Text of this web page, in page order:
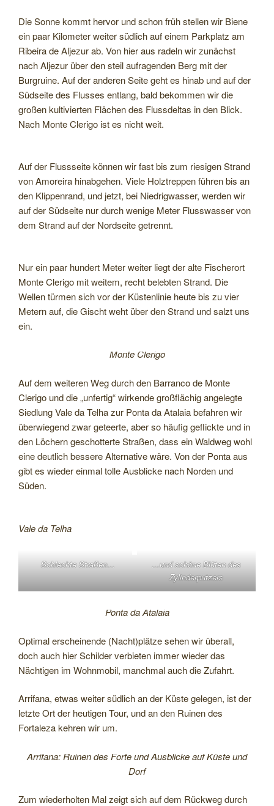
Die Sonne kommt hervor und schon früh stellen wir Biene
ein paar Kilometer weiter südlich auf einem Parkplatz am
Ribeira de Aljezur ab. Von hier aus radeln wir zunächst
nach Aljezur über den steil aufragenden Berg mit der
Burgruine. Auf der anderen Seite geht es hinab und auf der
Südseite des Flusses entlang, bald bekommen wir die
großen kultivierten Flächen des Flussdeltas in den Blick.
Nach Monte Clerigo ist es nicht weit.
Auf der Flussseite können wir fast bis zum riesigen Strand
von Amoreira hinabgehen. Viele Holztreppen führen bis an
den Klippenrand, und jetzt, bei Niedrigwasser, werden wir
auf der Südseite nur durch wenige Meter Flusswasser von
dem Strand auf der Nordseite getrennt.
Nur ein paar hundert Meter weiter liegt der alte Fischerort
Monte Clerigo mit weitem, recht belebten Strand. Die
Wellen türmen sich vor der Küstenlinie heute bis zu vier
Metern auf, die Gischt weht über den Strand und salzt uns
ein.
Monte Clerigo
Auf dem weiteren Weg durch den Barranco de Monte
Clerigo und die „unfertig“ wirkende großflächig angelegte
Siedlung Vale da Telha zur Ponta da Atalaia befahren wir
überwiegend zwar geteerte, aber so häufig geflickte und in
den Löchern geschotterte Straßen, dass ein Waldweg wohl
eine deutlich bessere Alternative wäre. Von der Ponta aus
gibt es wieder einmal tolle Ausblicke nach Norden und
Süden.
Vale da Telha
Schlechte Straßen…
…und schöne Blüten des
Zylinderputzers
Ponta da Atalaia
Optimal erscheinende (Nacht)plätze sehen wir überall,
doch auch hier Schilder verbieten immer wieder das
Nächtigen im Wohnmobil, manchmal auch die Zufahrt.
Arrifana, etwas weiter südlich an der Küste gelegen, ist der
letzte Ort der heutigen Tour, und an den Ruinen des
Fortaleza kehren wir um.
Arrifana: Ruinen des Forte und Ausblicke auf Küste und
Dorf
Zum wiederholten Mal zeigt sich auf dem Rückweg durch